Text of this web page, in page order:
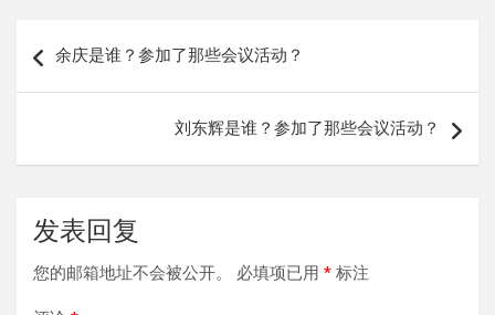
章
余庆是谁？参加了那些会议活动？
刘东辉是谁？参加了那些会议活动？
发表回复
您的邮箱地址不会被公开。 必填项已用 * 标注